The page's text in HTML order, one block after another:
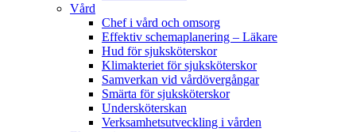
Vård
Chef i vård och omsorg
Effektiv schemaplanering – Läkare
Hud för sjuksköterskor
Klimakteriet för sjuksköterskor
Samverkan vid vårdövergångar
Smärta för sjuksköterskor
Undersköterskan
Verksamhetsutveckling i vården